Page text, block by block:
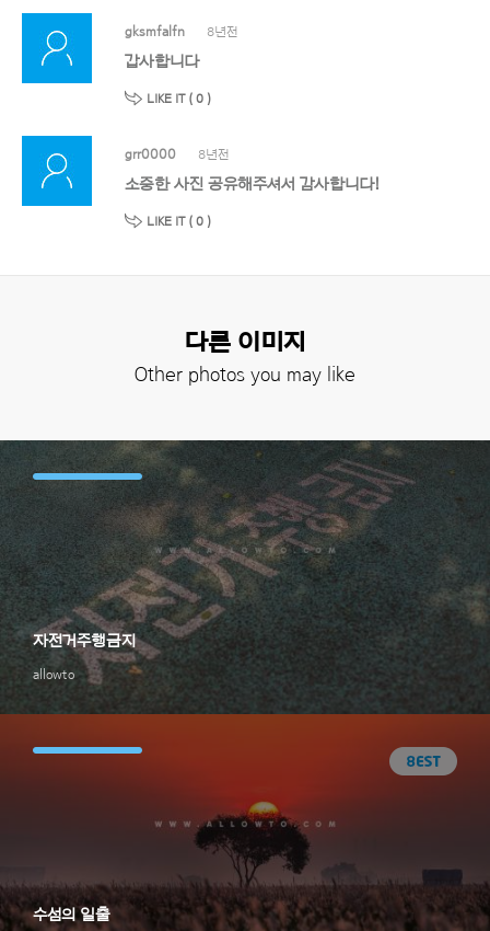
gksmfalfn 8년전
갑사합니다
LIKE IT ( 0 )
grr0000 8년전
소중한 사진 공유해주셔서 감사합니다!
LIKE IT ( 0 )
다른 이미지
Other photos you may like
allowto
자전거주행금지
수섬의 일출